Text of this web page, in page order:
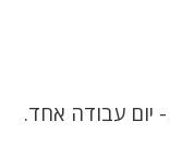
יום עבודה אחד.